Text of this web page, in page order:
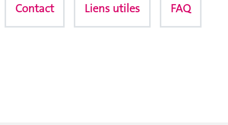
Contact Liens utiles FAQ